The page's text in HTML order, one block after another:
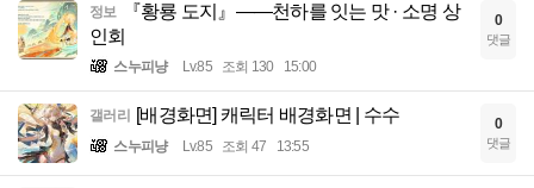
정보
『황룡 도지』——천하를 잇는 맛 · 소명 상
인회
스누피냥 Lv.85 조회 130 15:00
0
댓글
갤러리 [배경화면] 캐릭터 배경화면 | 수수
스누피냥 Lv.85 조회 47 13:55
0
댓글